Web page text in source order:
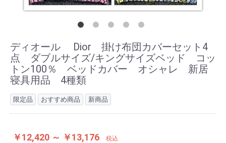
ディオール Dior 掛け布団カバーセット4
点 ダブルサイズ/キングサイズベッド コッ
トン100％ ベッドカバー オシャレ 新居
寝具用品 4種類
限定品 おすすめ商品 新商品
￥12,420 ～ ￥13,176 税込